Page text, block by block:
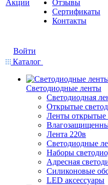
Акции
Отзывы
Сертификаты
Контакты
Войти
Каталог
Светодиодные ленты
Светодиодная
Открытые
Ленты
Лента 220в
Светодиодные
Наборы
Адресная
Силиконовые
LED аксессуары